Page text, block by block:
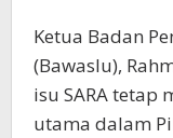
Ketua Badan
(Bawaslu),
isu SARA tetap
utama dalam